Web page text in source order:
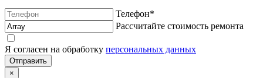
Телефон*
Рассчитайте стоимость ремонта
Я согласен на обработку персональных данных
×